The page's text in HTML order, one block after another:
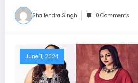
Shailendra Singh 0 Comments
June 11, 2024